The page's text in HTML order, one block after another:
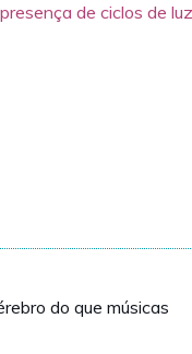
de ciclos de luz
do que músicas